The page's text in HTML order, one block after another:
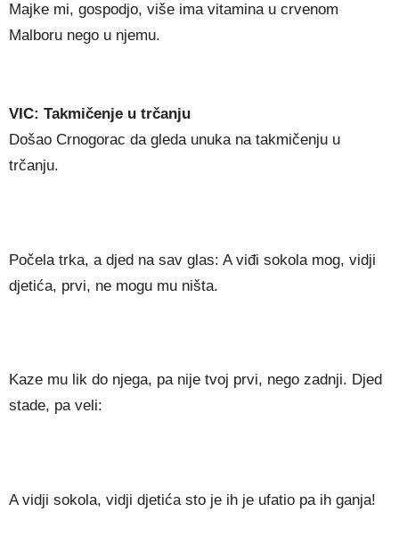
Majke mi, gospodjo, više ima vitamina u crvenom
Malboru nego u njemu.
VIC: Takmičenje u trčanju
Došao Crnogorac da gleda unuka na takmičenju u
trčanju.
Počela trka, a djed na sav glas: A viđi sokola mog, vidji
djetića, prvi, ne mogu mu ništa.
Kaze mu lik do njega, pa nije tvoj prvi, nego zadnji. Djed
stade, pa veli:
A vidji sokola, vidji djetića sto je ih je ufatio pa ih ganja!